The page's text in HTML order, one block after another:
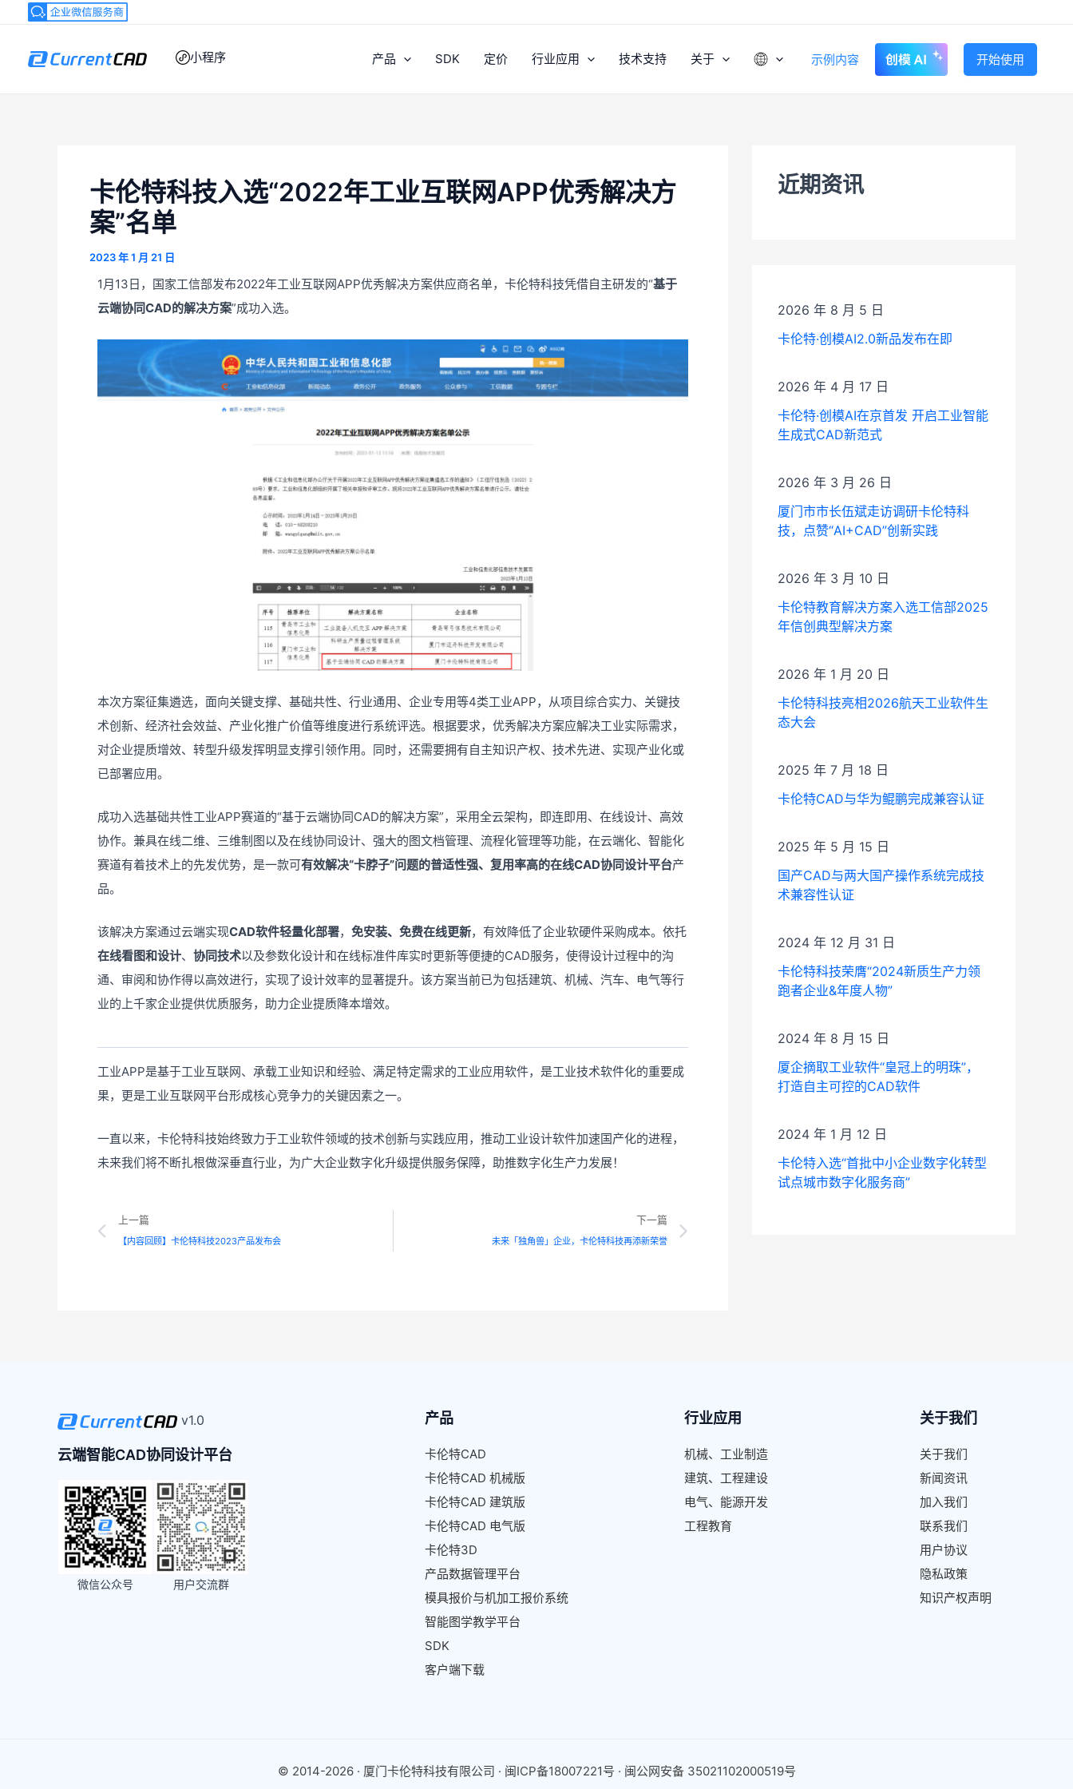
小程序 产品 SDK 定价 行业应用 技术支持 关于 示例内容 开始使用
卡伦特科技入选“2022年工业互联网APP优秀解决方
案”名单
2023 年 1 月 21 日
1月13日，国家工信部发布2022年工业互联网APP优秀解决方案供应商名单，卡伦特科技凭借自主研发的“基于
云端协同CAD的解决方案”成功入选。
本次方案征集遴选，面向关键支撑、基础共性、行业通用、企业专用等4类工业APP，从项目综合实力、关键技
术创新、经济社会效益、产业化推广价值等维度进行系统评选。根据要求，优秀解决方案应解决工业实际需求，
对企业提质增效、转型升级发挥明显支撑引领作用。同时，还需要拥有自主知识产权、技术先进、实现产业化或
已部署应用。
成功入选基础共性工业APP赛道的“基于云端协同CAD的解决方案”，采用全云架构，即连即用、在线设计、高效
协作。兼具在线二维、三维制图以及在线协同设计、强大的图文档管理、流程化管理等功能，在云端化、智能化
赛道有着技术上的先发优势，是一款可有效解决“卡脖子”问题的普适性强、复用率高的在线CAD协同设计平台产
品。
该解决方案通过云端实现CAD软件轻量化部署， 免安装、免费在线更新，有效降低了企业软硬件采购成本。依托
在线看图和设计、 协同技术以及参数化设计和在线标准件库实时更新等便捷的CAD服务，使得设计过程中的沟
通、审阅和协作得以高效进行，实现了设计效率的显著提升。该方案当前已为包括建筑、机械、汽车、电气等行
业的上千家企业提供优质服务，助力企业提质降本增效。
工业APP是基于工业互联网、承载工业知识和经验、满足特定需求的工业应用软件，是工业技术软件化的重要成
果，更是工业互联网平台形成核心竞争力的关键因素之一。
一直以来，卡伦特科技始终致力于工业软件领域的技术创新与实践应用，推动工业设计软件加速国产化的进程，
未来我们将不断扎根做深垂直行业，为广大企业数字化升级提供服务保障，助推数字化生产力发展！
Prev
上一篇
【内容回顾】卡伦特科技2023产品发布会
下一篇
未来「独角兽」企业，卡伦特科技再添新荣誉
近期资讯
卡伦特·创模AI2.0新品发布在即
2026 年 8 月 5 日
卡伦特·创模AI在京首发 开启工业智能
生成式CAD新范式
2026 年 4 月 17 日
厦门市市长伍斌走访调研卡伦特科
技，点赞“AI+CAD”创新实践
2026 年 3 月 26 日
卡伦特教育解决方案入选工信部2025
年信创典型解决方案
2026 年 3 月 10 日
卡伦特科技亮相2026航天工业软件生
态大会
2026 年 1 月 20 日
卡伦特CAD与华为鲲鹏完成兼容认证
2025 年 7 月 18 日
国产CAD与两大国产操作系统完成技
术兼容性认证
2025 年 5 月 15 日
卡伦特科技荣膺“2024新质生产力领
跑者企业&年度人物”
2024 年 12 月 31 日
厦企摘取工业软件“皇冠上的明珠”，
打造自主可控的CAD软件
2024 年 8 月 15 日
卡伦特入选“首批中小企业数字化转型
试点城市数字化服务商”
2024 年 1 月 12 日
v1.0
云端智能CAD协同设计平台
微信公众号 用户交流群
产品
卡伦特CAD
卡伦特CAD 机械版
卡伦特CAD 建筑版
卡伦特CAD 电气版
卡伦特3D
产品数据管理平台
模具报价与机加工报价系统
智能图学教学平台
SDK
客户端下载
行业应用
机械、工业制造
建筑、工程建设
电气、能源开发
工程教育
关于我们
关于我们
新闻资讯
加入我们
联系我们
用户协议
隐私政策
知识产权声明
© 2014-2026 · 厦门卡伦特科技有限公司 · 闽ICP备18007221号 · 闽公网安备 35021102000519号